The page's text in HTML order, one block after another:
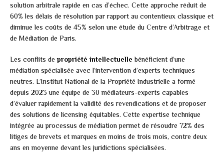
solution arbitrale rapide en cas d’échec. Cette approche réduit de
60% les délais de résolution par rapport au contentieux classique et
diminue les coûts de 45% selon une étude du Centre d’Arbitrage et
de Médiation de Paris.
Les conflits de propriété intellectuelle bénéficient d’une
médiation spécialisée avec l’intervention d’experts techniques
neutres. L’Institut National de la Propriété Industrielle a formé
depuis 2023 une équipe de 30 médiateurs-experts capables
d’évaluer rapidement la validité des revendications et de proposer
des solutions de licensing équitables. Cette expertise technique
intégrée au processus de médiation permet de résoudre 72% des
litiges de brevets et marques en moins de trois mois, contre deux
ans en moyenne devant les juridictions spécialisées.